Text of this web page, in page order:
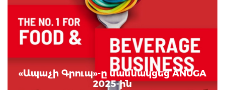
«Ապաչի Գրուպ»-ը մասնակցեց ANUGA
2025-ին